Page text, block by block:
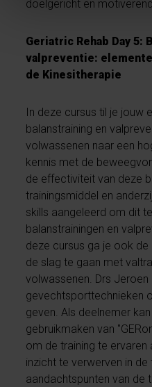
doelgericht en
Geriatric Rehab Day 5:
valpreventie:
de Kinesitherapie
In deze cursus til je jouw
balanstraining en
volwassenen naar een
kennis met de
de effectiviteit van deze
trainingsmiddel en
skills aangeleerd om dit
balanstrainingen en
deze cursus ga je ook
de slag te gaan met
volwassenen. Drs
gevechtsporttechnieken
geven. Als deelnemer
gebruikmaken van
om de training te
inzicht te verwerven in
aandachtspunten van de